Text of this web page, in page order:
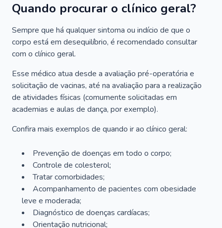
Quando procurar o clínico geral?
Sempre que há qualquer sintoma ou indício de que o
corpo está em desequilíbrio, é recomendado consultar
com o clínico geral.
Esse médico atua desde a avaliação pré-operatória e
solicitação de vacinas, até na avaliação para a realização
de atividades físicas (comumente solicitadas em
academias e aulas de dança, por exemplo).
Confira mais exemplos de quando ir ao clínico geral:
Prevenção de doenças em todo o corpo;
Controle de colesterol;
Tratar comorbidades;
Acompanhamento de pacientes com obesidade
leve e moderada;
Diagnóstico de doenças cardíacas;
Orientação nutricional;